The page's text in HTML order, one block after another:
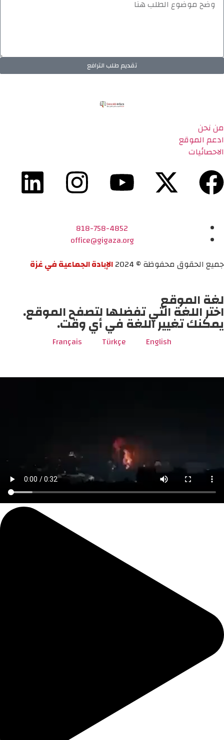
تقديم طلب الترافع
من نحن
ادعم الموقع
الاحصائيات
818-758-4852
office@gigaza.org
جميع الحقوق محفوظة © 2024
الإبادة الجماعية في غزة
لغة الموقع
اختر اللغة التي تفضلها لتصفح الموقع.
يمكنك تغيير اللغة في أي وقت.
English
Türkçe
Français